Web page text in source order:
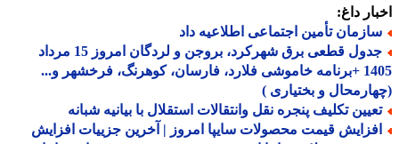
داغ:
تأمین اجتماعی اطلاعیه داد
جدول قطعی برق شهرکرد، بروجن و لردگان امروز 15 مرداد
1405 +برنامه خاموشی فلارد، فارسان، کوهرنگ، فرخشهر و...
و بختیاری )
تکلیف پنجره نقل وانتقالات استقلال با بیانیه شبانه
قیمت محصولات سایپا امروز | آخرین جزییات افزایش